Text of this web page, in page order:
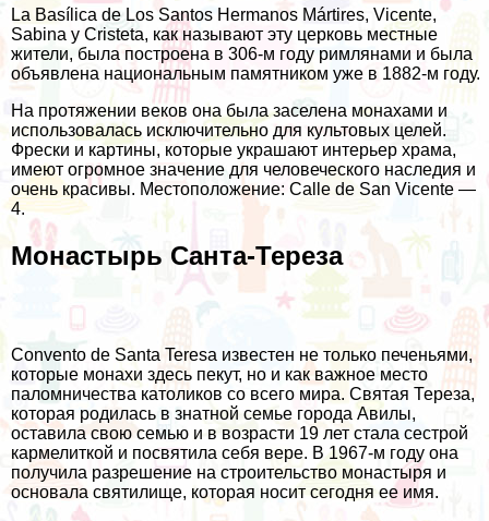
La Basílica de Los Santos Hermanos Mártires, Vicente,
Sabina y Cristeta, как называют эту церковь местные
жители, была построена в 306-м году римлянами и была
объявлена национальным памятником уже в 1882-м году.
На протяжении веков она была заселена монахами и
использовалась исключительно для культовых целей.
Фрески и картины, которые украшают интерьер храма,
имеют огромное значение для человеческого наследия и
очень красивы. Местоположение: Calle de San Vicente —
4.
Монастырь Санта-Тереза
Convento de Santa Teresa известен не только печеньями,
которые монахи здесь пекут, но и как важное место
паломничества католиков со всего мира. Святая Тереза,
которая родилась в знатной семье города Авилы,
оставила свою семью и в возрасти 19 лет стала сестрой
кармелиткой и посвятила себя вере. В 1967-м году она
получила разрешение на строительство монастыря и
основала святилище, которая носит сегодня ее имя.